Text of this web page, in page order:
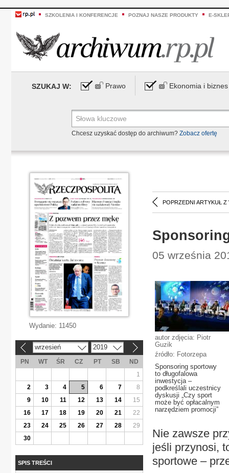
SZKOLENIA I KONFERENCJE POZNAJ NASZE PRODUKTY E-
SZUKAJ W: Prawo Ekonomia i biznes
Chcesz uzyskać dostęp do archiwum? Zobacz ofertę
POPRZEDNI ARTYKUŁ Z
05 września
autor zdjęcia: Piotr
Guzik
źródło: Fotorzepa
Sponsoring sportowy
to długofalowa
inwestycja –
podkreślali uczestnicy
dyskusji „Czy sport
może być opłacalnym
narzędziem promocji”
Nie zawsze
jeśli przynosi,
sportowe –
Wydanie: 11450
wrzesień 2019
PN WT ŚR CZ PT SB
ND
1
2
3 4 5 6 7
8
9
10 11 12 13 14
15
16
17 18 19 20 21
22
23
24 25 26 27 28
29
30
SPIS TREŚCI